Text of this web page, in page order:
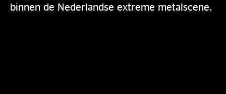
binnen de Nederlandse extreme metalscene.